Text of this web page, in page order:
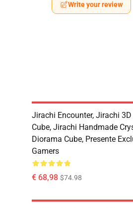
Write your review
Jirachi Encounter, Jirachi
Cube, Jirachi Handmade
Diorama Cube, Presente
Gamers
€ 68,98 $74.98